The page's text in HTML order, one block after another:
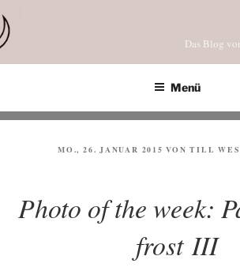
Inhalt
springen
Das Blog
Menü
VERÖFFENTLICHT
MO., 26. JANUAR 2015 VONTILL
Photo of the week:
frost III